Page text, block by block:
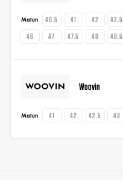
Maten 40.5 41 42 42.5
46
47 47.5 48 48.5
Woovin
Maten 41 42 42.5 43